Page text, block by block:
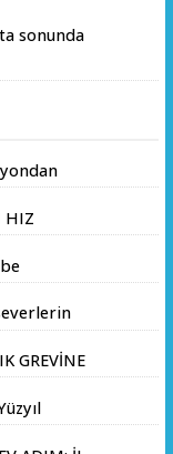
sonunda
HIZ
GREVİNE